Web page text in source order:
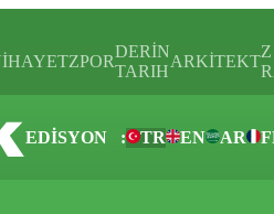
ZPOR
DERİN
TARIH
ARKİTEKT
Z
EDİSYON : TR EN AR